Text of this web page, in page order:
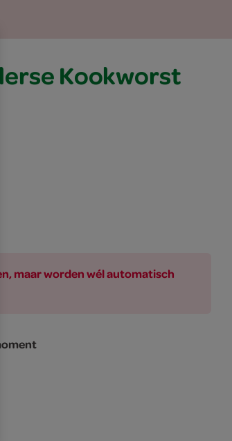
Kookworst
maar worden wél automatisch